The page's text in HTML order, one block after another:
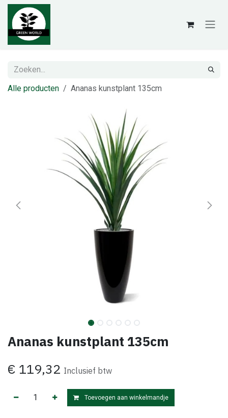
Overslaan naar inhoud
Alle producten Ananas kunstplant 135cm
Ananas kunstplant 135cm
€ 119,32 Inclusief btw
Toevoegen aan winkelmandje